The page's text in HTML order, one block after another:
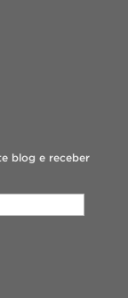
blog e receber